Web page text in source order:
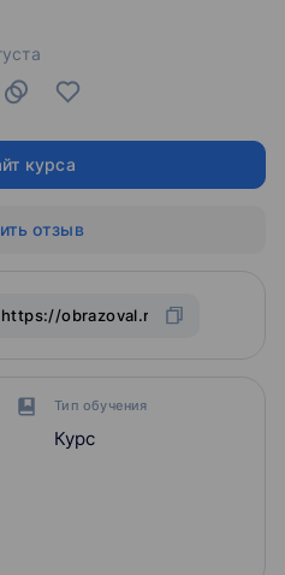
Тип обучения
Курс
курса
отзыв